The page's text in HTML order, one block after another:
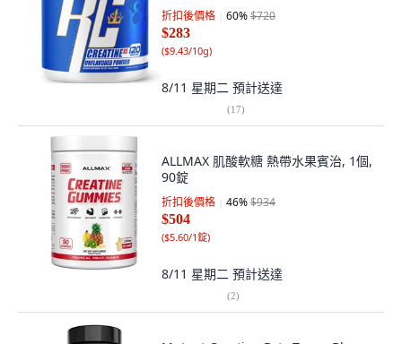
折扣後價格 60%$720
$283
($9.43/10g)
8/11 星期二 預計送達
(17)
ALLMAX 肌酸軟糖 熱帶水果賓治, 1個,
90錠
折扣後價格 46%$934
$504
($5.60/1錠)
8/11 星期二 預計送達
(2)